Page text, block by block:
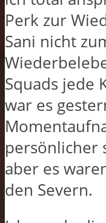
Perk zur
Sani nicht
Squads jede
war es
persönlicher
aber es
den Severn.